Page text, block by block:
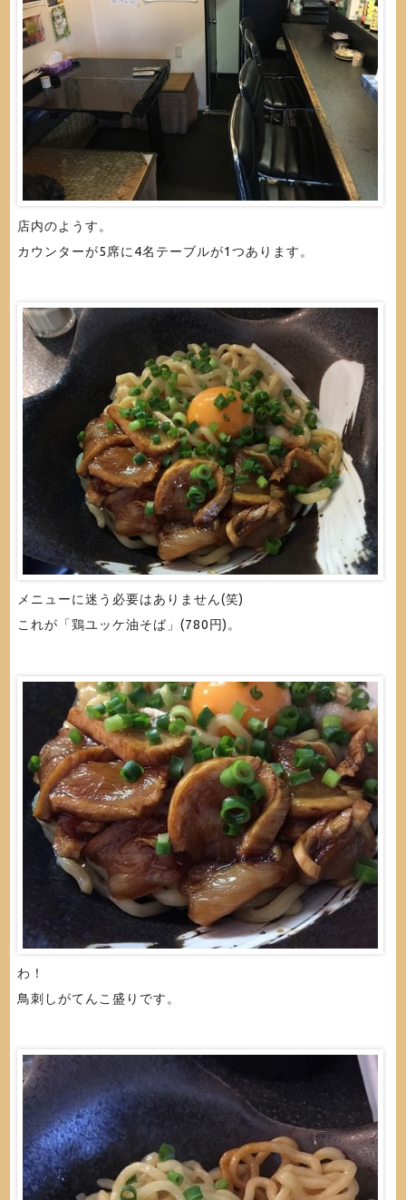
店内のようす。
カウンターが5席に4名テーブルが1つあります。
メニューに迷う必要はありません(笑)
これが「鶏ユッケ油そば」(780円)。
わ！
鳥刺しがてんこ盛りです。